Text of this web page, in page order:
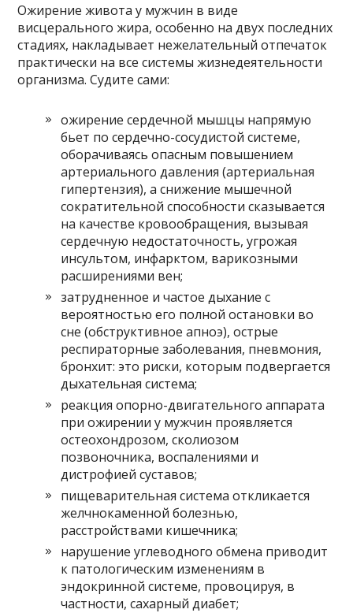
Ожирение живота у мужчин в виде
висцерального жира, особенно на двух последних
стадиях, накладывает нежелательный отпечаток
практически на все системы жизнедеятельности
организма. Судите сами:
ожирение сердечной мышцы напрямую
бьет по сердечно-сосудистой системе,
оборачиваясь опасным повышением
артериального давления (артериальная
гипертензия), а снижение мышечной
сократительной способности сказывается
на качестве кровообращения, вызывая
сердечную недостаточность, угрожая
инсультом, инфарктом, варикозными
расширениями вен;
затрудненное и частое дыхание с
вероятностью его полной остановки во
сне (обструктивное апноэ), острые
респираторные заболевания, пневмония,
бронхит: это риски, которым подвергается
дыхательная система;
реакция опорно-двигательного аппарата
при ожирении у мужчин проявляется
остеохондрозом, сколиозом
позвоночника, воспалениями и
дистрофией суставов;
пищеварительная система откликается
желчнокаменной болезнью,
расстройствами кишечника;
нарушение углеводного обмена приводит
к патологическим изменениям в
эндокринной системе, провоцируя, в
частности, сахарный диабет;